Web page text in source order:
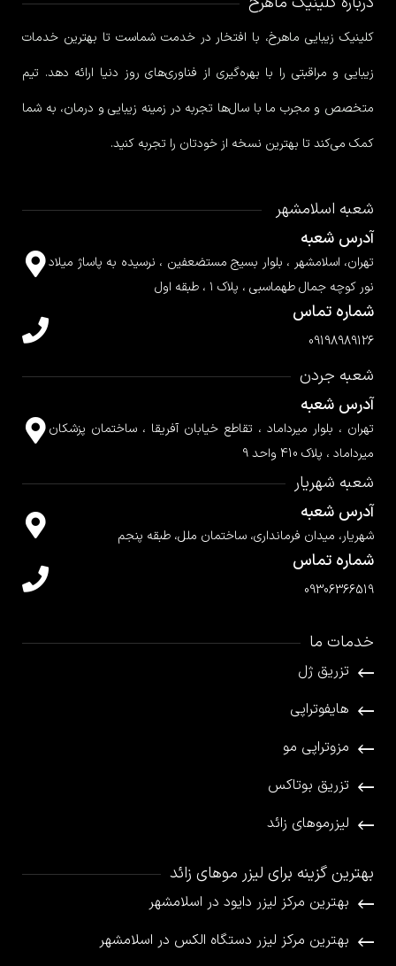
کلینیک زیبایی ماهرخ، با افتخار در خدمت شماست تا بهترین خدمات
زیبایی و مراقبتی را با بهره‌گیری از فناوری‌های روز دنیا ارائه دهد. تیم
متخصص و مجرب ما با سال‌ها تجربه در زمینه زیبایی و درمان، به شما
کمک می‌کند تا بهترین نسخه از خودتان را تجربه کنید.
شعبه اسلامشهر
آدرس شعبه
تهران، اسلامشهر ، بلوار بسیج مستضعفین ، نرسیده به پاساژ میلاد
نور کوچه جمال طهماسبی ، پلاک ۱ ، طبقه اول
شماره تماس
09198989126
شعبه جردن
آدرس شعبه
تهران ، بلوار میرداماد ، تقاطع خیابان آفریقا ، ساختمان پزشکان
میرداماد ، پلاک 410 واحد 9
شعبه شهریار
آدرس شعبه
شهریار، میدان فرمانداری، ساختمان ملل، طبقه پنجم
شماره تماس
09306366519
خدمات ما
تزریق ژل
هایفوتراپی
مزوتراپی مو
تزریق بوتاکس
لیزرموهای زائد
بهترین گزینه برای لیزر موهای زائد
بهترین مرکز لیزر دایود در اسلامشهر
بهترین مرکز لیزر دستگاه الکس در اسلامشهر